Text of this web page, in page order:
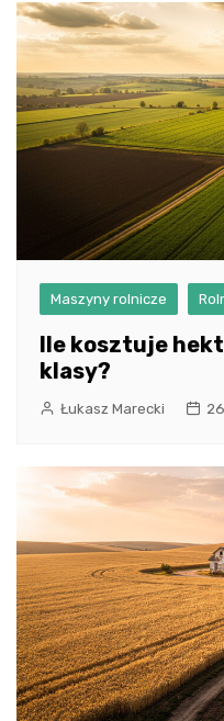
Maszyny rolnicze
Ile kosztuje
klasy?
Łukasz Marecki